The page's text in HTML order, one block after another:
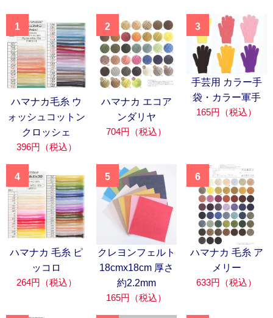
1
ハマナカ毛糸 ウ
ォッシュコットン
クロッシェ
396円（税込）
2
ハマナカ エコア
ンダリヤ
704円（税込）
3
手芸用 カラー手
袋・カラー軍手
165円（税込）
4
ハマナカ 毛糸 ピ
ッコロ
264円（税込）
5
クレヨンフェルト
18cmx18cm 厚さ
約2.2mm
165円（税込）
6
ハマナカ 毛糸 ア
メリー
633円（税込）